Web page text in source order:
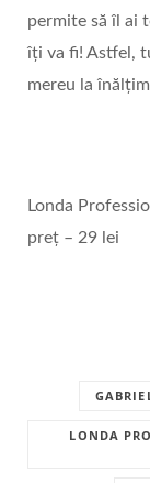
permite să îl ai
îți va fi! Astfel,
mereu la
Londa
preț – 29 lei
LONDA